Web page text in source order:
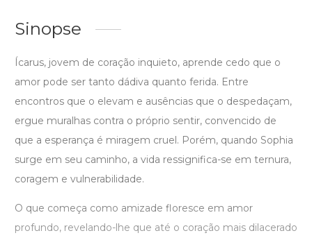
Sinopse
Ícarus, jovem de coração inquieto, aprende cedo que o
amor pode ser tanto dádiva quanto ferida. Entre
encontros que o elevam e ausências que o despedaçam,
ergue muralhas contra o próprio sentir, convencido de
que a esperança é miragem cruel. Porém, quando Sophia
surge em seu caminho, a vida ressignifica-se em ternura,
coragem e vulnerabilidade.
O que começa como amizade floresce em amor
profundo, revelando-lhe que até o coração mais dilacerado